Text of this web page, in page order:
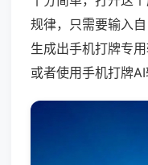
规律，只需要输入
生成出手机打牌专
或者使用手机打牌AI